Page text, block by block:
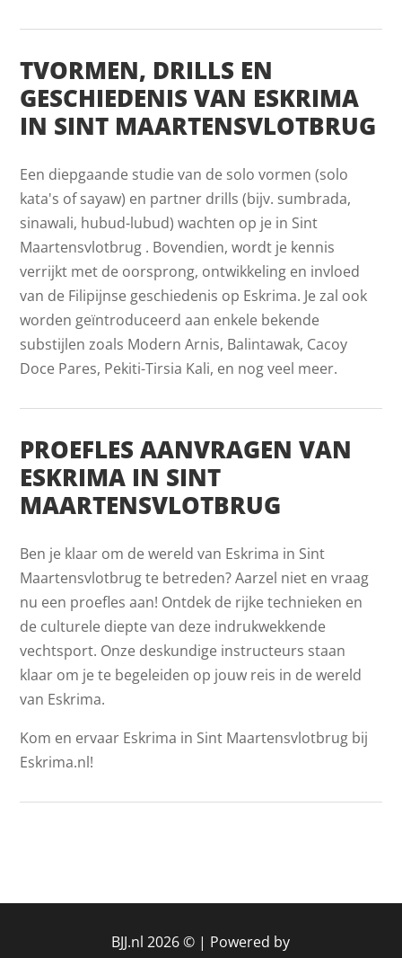
TVORMEN, DRILLS EN
GESCHIEDENIS VAN ESKRIMA
IN SINT MAARTENSVLOTBRUG
Een diepgaande studie van de solo vormen (solo
kata's of sayaw) en partner drills (bijv. sumbrada,
sinawali, hubud-lubud) wachten op je in Sint
Maartensvlotbrug . Bovendien, wordt je kennis
verrijkt met de oorsprong, ontwikkeling en invloed
van de Filipijnse geschiedenis op Eskrima. Je zal ook
worden geïntroduceerd aan enkele bekende
substijlen zoals Modern Arnis, Balintawak, Cacoy
Doce Pares, Pekiti-Tirsia Kali, en nog veel meer.
PROEFLES AANVRAGEN VAN
ESKRIMA IN SINT
MAARTENSVLOTBRUG
Ben je klaar om de wereld van Eskrima in Sint
Maartensvlotbrug te betreden? Aarzel niet en vraag
nu een proefles aan! Ontdek de rijke technieken en
de culturele diepte van deze indrukwekkende
vechtsport. Onze deskundige instructeurs staan
klaar om je te begeleiden op jouw reis in de wereld
van Eskrima.
Kom en ervaar Eskrima in Sint Maartensvlotbrug bij
Eskrima.nl!
BJJ.nl 2026 © | Powered by